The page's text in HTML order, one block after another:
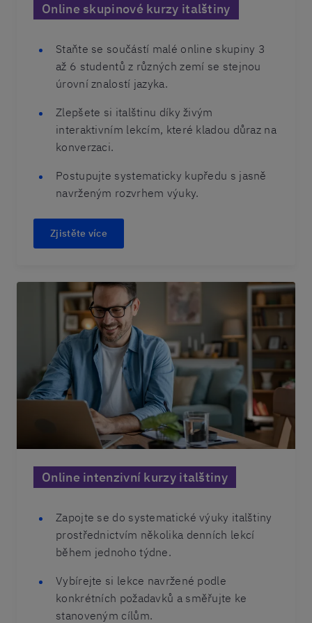
Online skupinové kurzy italštiny
Staňte se součástí malé online skupiny 3
až 6 studentů z různých zemí se stejnou
úrovní znalostí jazyka.
Zlepšete si italštinu díky živým
interaktivním lekcím, které kladou důraz na
konverzaci.
Postupujte systematicky kupředu s jasně
navrženým rozvrhem výuky.
Zjistěte více
Online intenzivní kurzy italštiny
Zapojte se do systematické výuky italštiny
prostřednictvím několika denních lekcí
během jednoho týdne.
Vybírejte si lekce navržené podle
konkrétních požadavků a směřujte ke
stanoveným cílům.